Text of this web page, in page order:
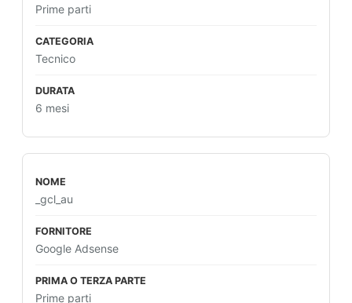
Prime parti
Tecnico
6 mesi
_gcl_au
Google Adsense
Prime parti